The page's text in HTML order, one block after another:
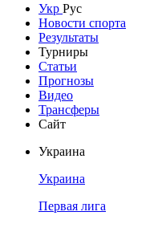
Укр Рус
Новости спорта
Результаты
Турниры
Статьи
Прогнозы
Видео
Трансферы
Сайт
Украина
Украина
Первая лига